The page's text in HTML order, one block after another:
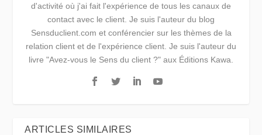
d'activité où j'ai fait l'expérience de tous les canaux de
contact avec le client. Je suis l'auteur du blog
Sensduclient.com et conférencier sur les thèmes de la
relation client et de l'expérience client. Je suis l'auteur du
livre "Avez-vous le Sens du client ?" aux Éditions Kawa.
ARTICLES SIMILAIRES